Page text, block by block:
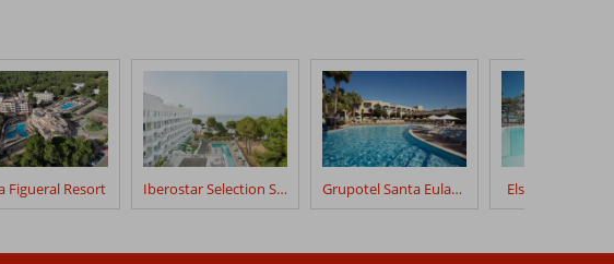
Figueral Resort Iberostar Selection Santa Eulalia Grupotel Santa Eularia & Spa Els Pins Resort